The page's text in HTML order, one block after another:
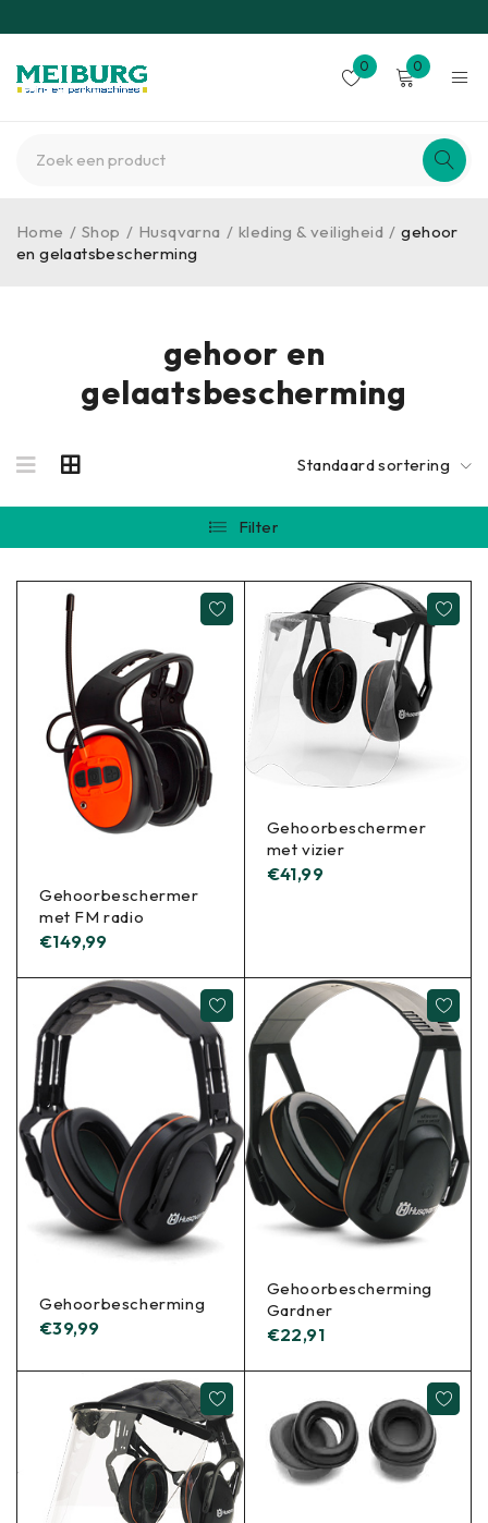
0 0
gehoor en
gelaatsbescherming
Home / Shop / Husqvarna / kleding & veiligheid / gehoor
en gelaatsbescherming
Standaard sortering
Filter
Gehoorbeschermer
met FM radio
€149,99
Gehoorbeschermer
met vizier
€41,99
Gehoorbescherming
€39,99
Gehoorbescherming
Gardner
€22,91